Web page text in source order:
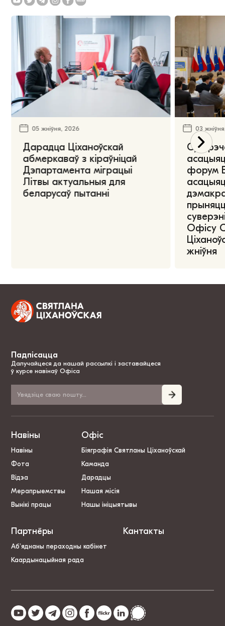
05 жніўня, 2026
Дарадца Ціханоўскай
абмеркаваў з кіраўніцай
Дэпартамента міграцыі
Літвы актуальныя для
беларусаў пытанні
03
форум
Офісу
жніўня
Падпісацца
Далучайцеся да нашай рассылкі і заставайцеся
ў курсе навінаў Офіса
Навіны
Навіны
Фота
Відэа
Мерапрыемствы
Вынікі працы
Офіс
Біяграфія Святланы Ціханоўскай
Каманда
Дарадцы
Нашая місія
Нашы ініцыятывы
Партнёры
Аб’яднаны пераходны кабінет
Каардынацыйная рада
Кантакты